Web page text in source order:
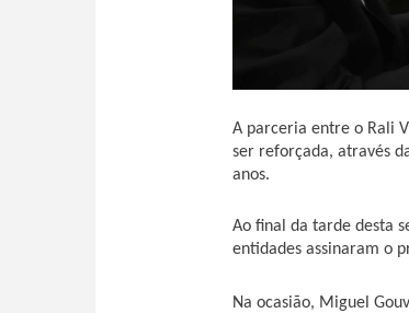
A parceria entre o Rali
ser reforçada, através
anos.
Ao final da tarde desta
entidades assinaram o
Na ocasião, Miguel